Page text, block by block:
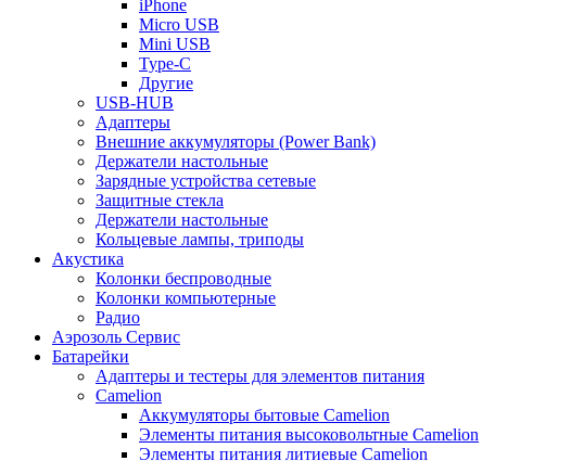
iPhone
Micro USB
Mini USB
Type-C
Другие
USB-HUB
Адаптеры
Внешние аккумуляторы (Power Bank)
Держатели настольные
Зарядные устройства сетевые
Защитные стекла
Держатели настольные
Кольцевые лампы, триподы
Акустика
Колонки беспроводные
Колонки компьютерные
Радио
Аэрозоль Сервис
Батарейки
Aдаптеры и тестеры для элементов питания
Camelion
Аккумуляторы бытовые Camelion
Элементы питания высоковольтные Camelion
Элементы питания литиевые Camelion